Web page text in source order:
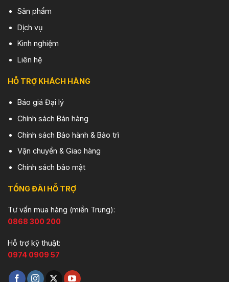
Sản phẩm
Dịch vụ
Kinh nghiệm
Liên hệ
HỖ TRỢ KHÁCH HÀNG
Báo giá Đại lý
Chính sách Bán hàng
Chính sách Bảo hành & Bảo trì
Vận chuyển & Giao hàng
Chính sách bảo mật
TỔNG ĐÀI HỖ TRỢ
Tư vấn mua hàng (miền Trung):
0868 300 200
Hỗ trợ kỹ thuật:
0974 0909 57